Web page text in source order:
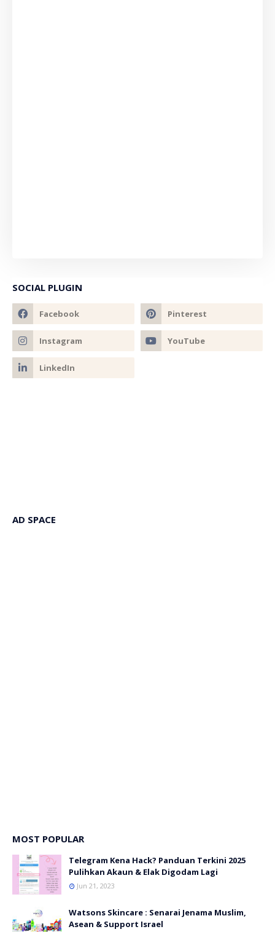
SOCIAL PLUGIN
AD SPACE
MOST POPULAR
Telegram Kena Hack? Panduan Terkini 2025
Pulihkan Akaun & Elak Digodam Lagi
Jun 21, 2023
Watsons Skincare : Senarai Jenama Muslim,
Asean & Support Israel